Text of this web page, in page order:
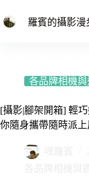
至
羅賓的攝影漫
各品牌相機與
[攝影|腳架開箱] 輕
你隨身攜帶隨時派